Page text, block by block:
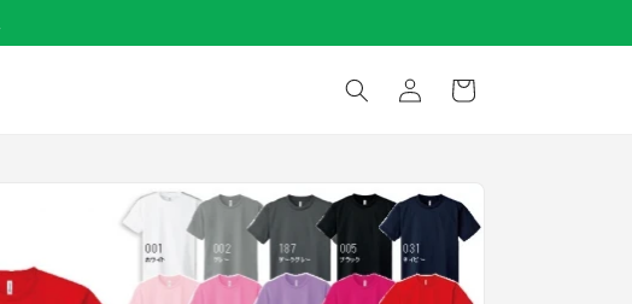
ロ
グ
イ
ー